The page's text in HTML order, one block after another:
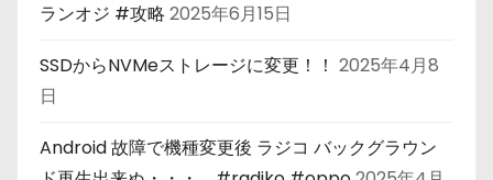
ランオジ #攻略 2025年6月15日
SSDからNVMeストレージに変更！！ 2025年4月8
日
Android 故障で機種変更後 ラジコ バックグラウン